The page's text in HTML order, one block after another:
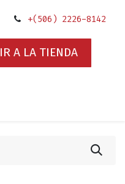
+(506) 2226-8142
IR A LA TIENDA